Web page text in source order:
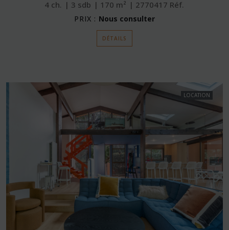
4 ch. 3 sdb 170 m² 2770417 Réf.
PRIX : Nous consulter
DÉTAILS
LOCATION